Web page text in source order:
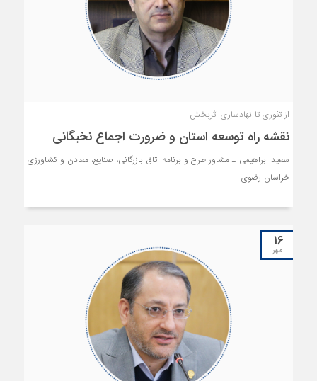
از تئوری تا نهادسازی اثربخش
نقشه راه توسعه استان و ضرورت اجماع نخبگانی
سعید ابراهیمی ـ مشاور طرح و برنامه اتاق بازرگانی، صنایع، معادن و کشاورزی
خراسان رضوی
۱۶
مهر